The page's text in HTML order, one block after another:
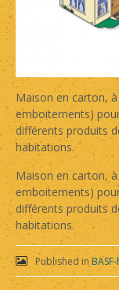
Maison en carton,
emboitements)
différents produits
habitations.
Maison en carton,
emboitements)
différents produits
habitations.
Published in